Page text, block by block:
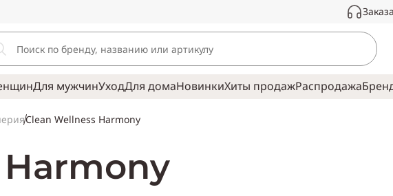
Для мужчинУходДля домаНовинкиХиты продажРаспродажа
Clean Wellness Harmony